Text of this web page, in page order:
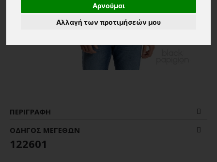
Αρνούμαι
Αλλαγή των προτιμήσεών μου
ΠΕΡΙΓΡΑΦΉ
ΟΔΗΓΌΣ ΜΕΓΕΘΏΝ
122601